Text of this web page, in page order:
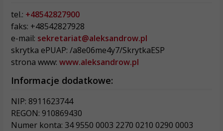
tel.: +48542827900
faks: +48542827928
e-mail: sekretariat@aleksandrow.pl
skrytka ePUAP: /a8e06me4y7/SkrytkaESP
strona www: www.aleksandrow.pl
Informacje dodatkowe:
NIP: 8911623744
REGON: 910869430
Numer konta: 34 9550 0003 2270 0210 0290 0003